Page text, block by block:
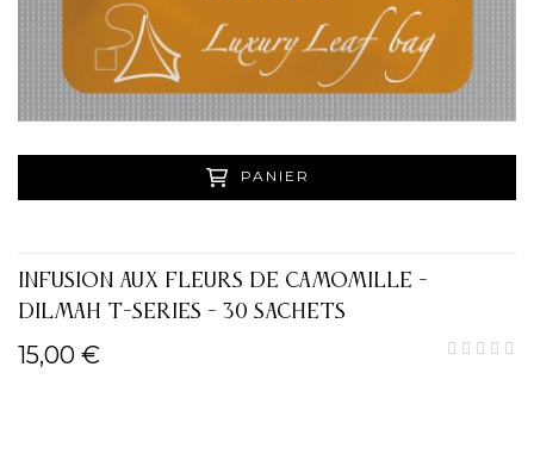
PANIER
INFUSION AUX FLEURS DE CAMOMILLE -
DILMAH T-SERIES - 30 SACHETS
15,00 €